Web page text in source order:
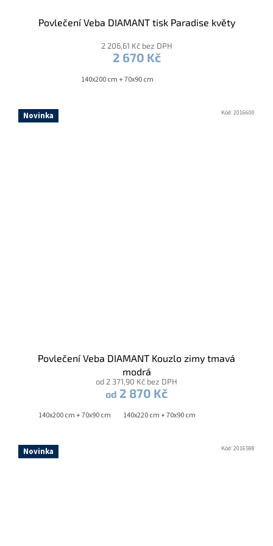
Povlečení Veba DIAMANT tisk Paradise květy
2 206,61 Kč bez DPH
2 670 Kč
140x200 cm + 70x90 cm
Novinka
Povlečení Veba DIAMANT Kouzlo zimy tmavá
modrá
od 2 371,90 Kč bez DPH
od 2 870 Kč
140x200 cm + 70x90 cm 140x220 cm + 70x90 cm
Kód:2016600
Novinka Kód:2016598